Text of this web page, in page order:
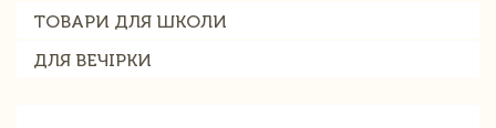
ТОВАРИ ДЛЯ ШКОЛИ
ДЛЯ ВЕЧІРКИ